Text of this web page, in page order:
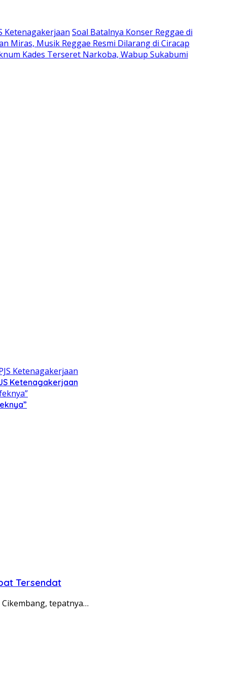
Ketenagakerjaan Soal Batalnya Konser Reggae di
Miras, Musik Reggae Resmi Dilarang di Ciracap
Kades Terseret Narkoba, Wabup Sukabumi
Ketenagakerjaan
Tersendat
Cikembang, tepatnya…